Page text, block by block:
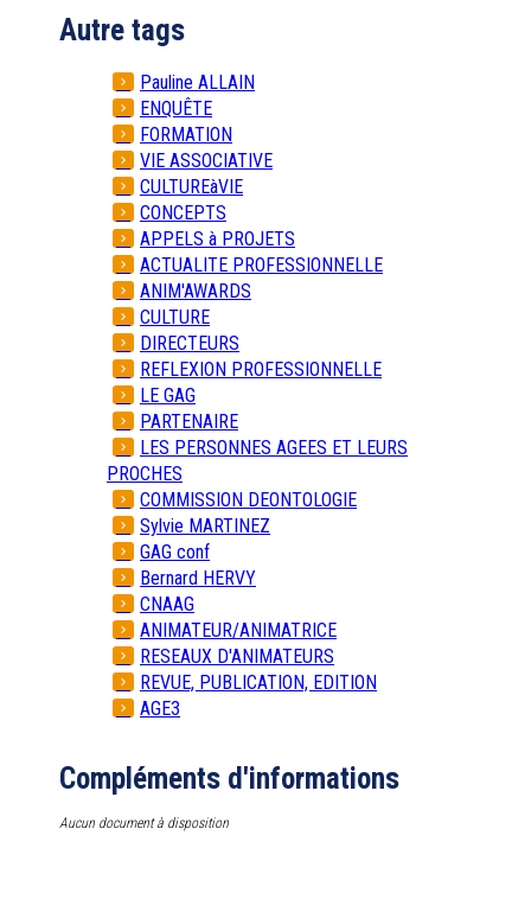
Autre tags
Pauline ALLAIN
ENQUÊTE
FORMATION
VIE ASSOCIATIVE
CULTUREàVIE
CONCEPTS
APPELS à PROJETS
ACTUALITE PROFESSIONNELLE
ANIM'AWARDS
CULTURE
DIRECTEURS
REFLEXION PROFESSIONNELLE
LE GAG
PARTENAIRE
LES PERSONNES AGEES ET LEURS
PROCHES
COMMISSION DEONTOLOGIE
Sylvie MARTINEZ
GAG conf
Bernard HERVY
CNAAG
ANIMATEUR/ANIMATRICE
RESEAUX D'ANIMATEURS
REVUE, PUBLICATION, EDITION
AGE3
Compléments d'informations
Aucun document à disposition